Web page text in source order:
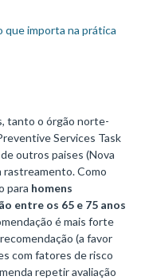
que importa na prática
tanto o órgão norte-
Services Task
outros paises (Nova
rastreamento. Como
para homens
entre os 65 e 75 anos
é mais forte
(a favor
com fatores de risco
repetir avaliação